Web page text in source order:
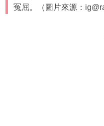
冤屈。（圖片來源：